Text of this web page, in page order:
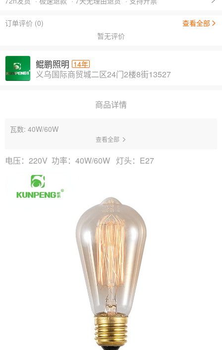
订单评价 (0)
查看全部
暂无评价
鲲鹏照明 14年
义乌国际商贸城二区24门2楼8街13527
商品详情
瓦数: 40W/60W
查看全部
电压：220V 功率：40W/60W 灯头：E27